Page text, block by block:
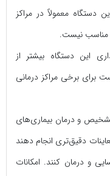
معمولاً در مراکز
مناسب نیست.
این دستگاه بیشتر از
برای برخی مراکز درمانی
و درمان بیماری‌های
دقیق‌تری انجام دهند
و درمان کنند. امکانات